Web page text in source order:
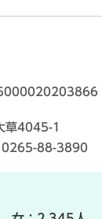
草4045-1
88-3890